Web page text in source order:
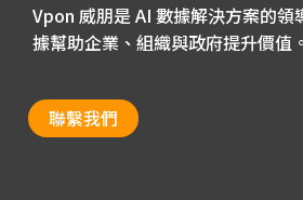
Vpon 威朋是 AI 數據解決方案的領
據幫助企業、組織與政府提升價值。
聯繫我們